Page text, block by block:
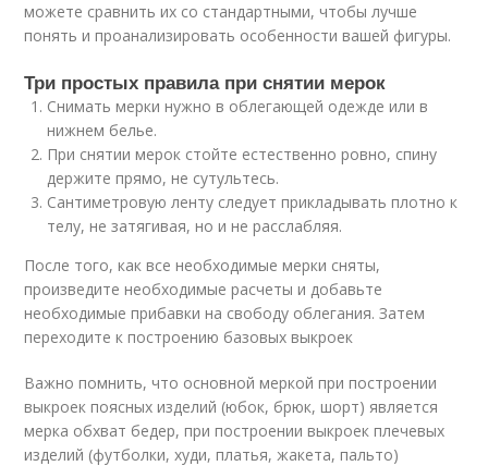
можете сравнить их со стандартными, чтобы лучше
понять и проанализировать особенности вашей фигуры.
Три простых правила при снятии мерок
Снимать мерки нужно в облегающей одежде или в
нижнем белье.
При снятии мерок стойте естественно ровно, спину
держите прямо, не сутультесь.
Сантиметровую ленту следует прикладывать плотно к
телу, не затягивая, но и не расслабляя.
После того, как все необходимые мерки сняты,
произведите необходимые расчеты и добавьте
необходимые прибавки на свободу облегания. Затем
переходите к построению базовых выкроек
Важно помнить, что основной меркой при построении
выкроек поясных изделий (юбок, брюк, шорт) является
мерка обхват бедер, при построении выкроек плечевых
изделий (футболки, худи, платья, жакета, пальто)